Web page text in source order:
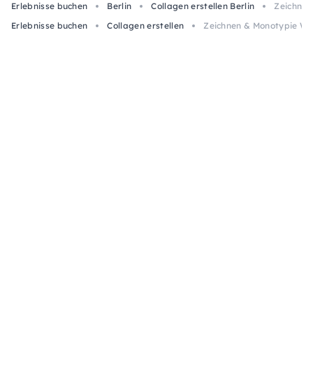
Erlebnisse buchen Berlin Collagen erstellen Berlin
Erlebnisse buchen
Collagen erstellen Zeichnen & Monotypie